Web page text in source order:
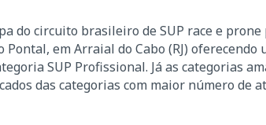
do circuito brasileiro de SUP race e
em Arraial do Cabo (RJ) oferecendo
SUP Profissional. Já as categorias
das categorias com maior número de